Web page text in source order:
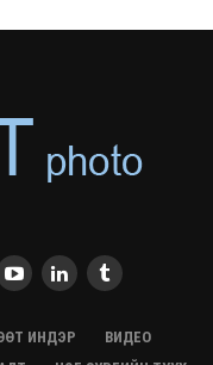
МУАЖ Д.Цэрэндарьзавт
ИНДЭР
ВИДЕО